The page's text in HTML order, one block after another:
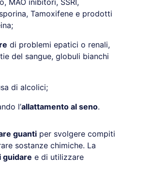
MAO inibitori, SSRI,
Tamoxifene e prodotti
di problemi epatici o renali,
del sangue, globuli bianchi
di alcolici;
l’allattamento al seno.
guantiper svolgere compiti
sostanze chimiche. La
guidare e di utilizzare